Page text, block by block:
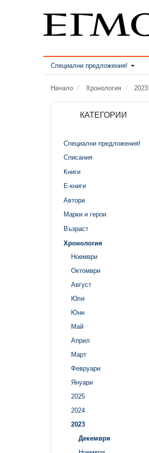
Специални предложения!
Начало Хронология 2023
КАТЕГОРИИ
Специални предложения!
Списания
Книги
Е-книги
Автори
Марки и герои
Възраст
Хронология
Ноември
Октомври
Август
Юли
Юни
Май
Април
Март
Февруари
Януари
2025
2024
2023
Декември